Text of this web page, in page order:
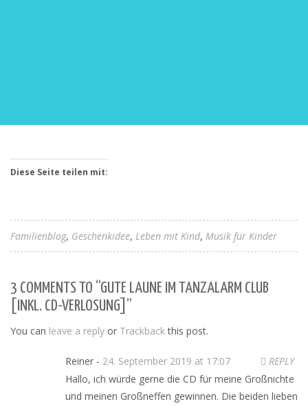
Diese Seite teilen mit:
Familienblog Geschenkidee Leben mit Kind Musik für Kinder
3 COMMENTS TO “GUTE LAUNE IM TANZALARM CLUB
[INKL. CD-VERLOSUNG]”
You can leave a reply or Trackbackthis post.
Reiner - 24. September 2019 at 17:07
REPLY
Hallo, ich würde gerne die CD für meine Großnichte
und meinen Großneffen gewinnen. Die beiden lieben